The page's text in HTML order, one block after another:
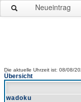
Neueintrag
Die aktuelle Uhrzeit ist: 08/08/
Übersicht
wadoku